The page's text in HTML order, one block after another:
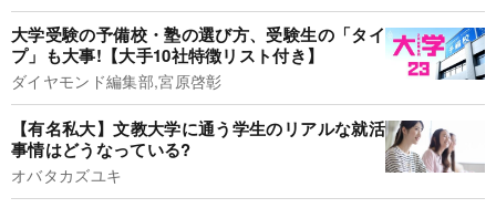
大学受験の予備校・塾の選び方、受験生の「タイ
プ」も大事!【大手10社特徴リスト付き】
ダイヤモンド編集部,宮原啓彰
【有名私大】文教大学に通う学生のリアルな就活
事情はどうなっている?
オバタカズユキ